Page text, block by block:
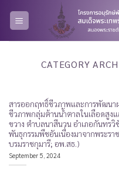
CATEGORY
สารออกฤทธิ์ชีวภาพและการพัฒน
ชีวภาพกลุ่มต้านน้ำตาลในเลือดสูง
ขวาง ตำบลนาสีนวน อำเภอกันทรวิ
พันธุกรรมพืชอันเนื่องมาจากพระรา
บรมราชกุมารี; อพ.สธ.)
September 5, 2024